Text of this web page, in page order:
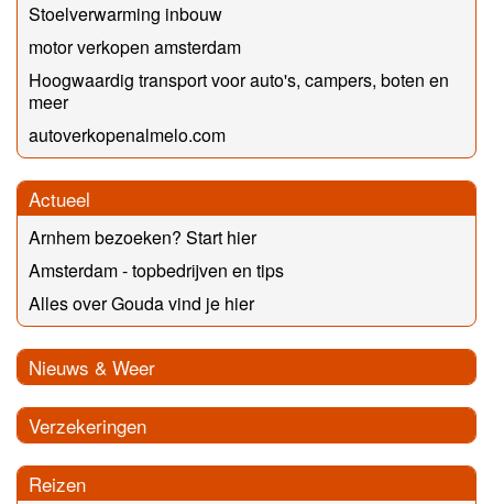
Stoelverwarming inbouw
motor verkopen amsterdam
Hoogwaardig transport voor auto's, campers, boten en
meer
autoverkopenalmelo.com
Actueel
Arnhem bezoeken? Start hier
Amsterdam - topbedrijven en tips
Alles over Gouda vind je hier
Nieuws & Weer
Verzekeringen
Reizen